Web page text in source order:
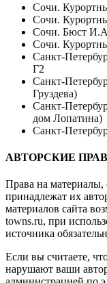
Сочи.
Сочи.
Сочи. Бюст
Сочи.
Санкт-
Г2
Санкт-
Груздева)
Санкт-
дом Лопатина)
Санкт-
АВТОРСКИЕ
Права на материалы,
принадлежат их
материалов сайта
towns.ru, при
источника
Если вы считаете,
нарушают ваши